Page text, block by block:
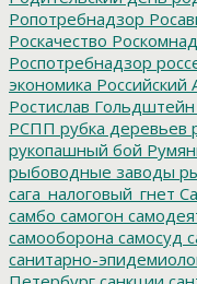
Ропотребнадзор
Роскачество
Роспотребнадзор
экономика Российский
Ростислав Гольдштейн
РСПП рубка деревьев
рукопашный бой
рыбоводные заводы
сага_налоговый_гнет
самбо самогон
самооборона самосуд
санитарно-